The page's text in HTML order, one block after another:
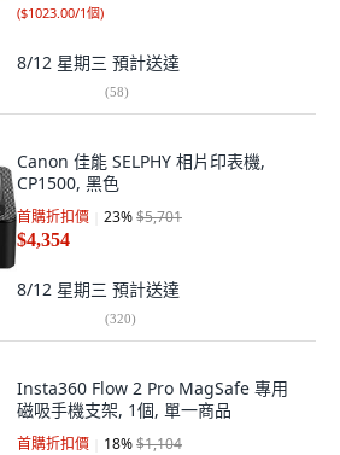
($1023.00/1個)
8/12 星期三 預計送達
(58)
Canon 佳能 SELPHY 相片印表機,
CP1500, 黑色
首購折扣價 23%$5,701
$4,354
8/12 星期三 預計送達
(320)
Insta360 Flow 2 Pro MagSafe 專用
磁吸手機支架, 1個, 單一商品
首購折扣價 18%$1,104